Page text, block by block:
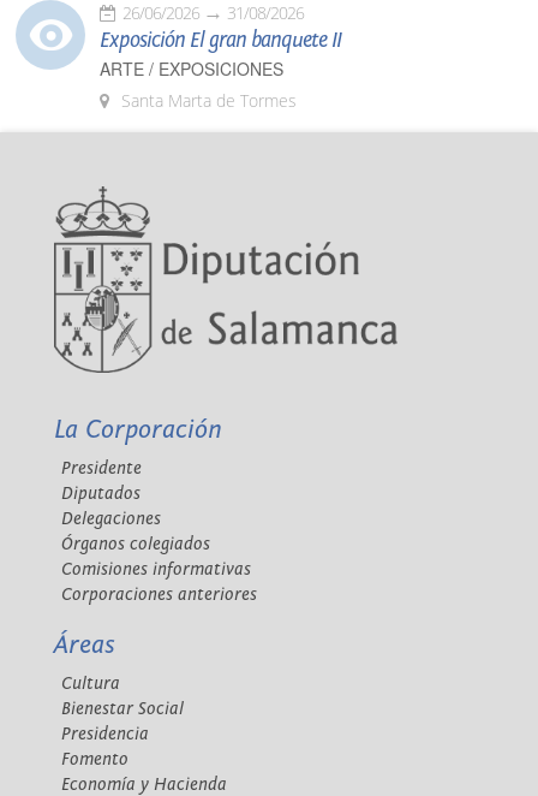
26/06/2026 31/08/2026
Exposición El gran banquete II
ARTE / EXPOSICIONES
Santa Marta de Tormes
La Corporación
Presidente
Diputados
Delegaciones
Órganos colegiados
Comisiones informativas
Corporaciones anteriores
Áreas
Cultura
Bienestar Social
Presidencia
Fomento
Economía y Hacienda